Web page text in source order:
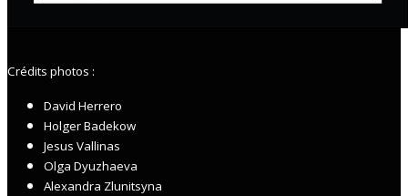
Crédits photos :
David Herrero
Holger Badekow
Jesus Vallinas
Olga Dyuzhaeva
Alexandra Zlunitsyna